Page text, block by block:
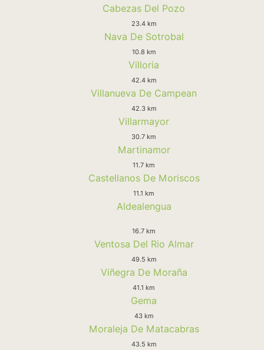
Cabezas Del Pozo
23.4 km
Nava De Sotrobal
10.8 km
Villoria
42.4 km
Villanueva De Campean
42.3 km
Villarmayor
30.7 km
Martinamor
11.7 km
Castellanos De Moriscos
11.1 km
Aldealengua
16.7 km
Ventosa Del Rio Almar
49.5 km
Viñegra De Moraña
41.1 km
Gema
43 km
Moraleja De Matacabras
43.5 km